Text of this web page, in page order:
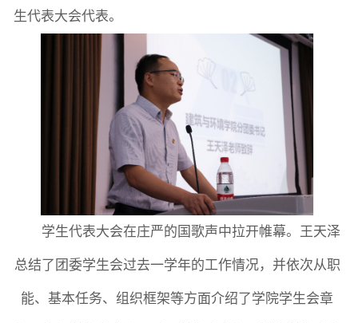
行政管理岗 教学思政岗 实验教辅岗
研究生教育 继续教育
科研概况 学术动态 科研平台 科研办事流程
生代表大会代表。
学生代表大会在庄严的国歌声中拉开帷幕。王天泽
总结了团委学生会过去一学年的工作情况，并依次从职
能、基本任务、组织框架等方面介绍了学院学生会章